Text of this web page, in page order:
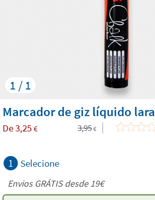
1 / 1
Marcador de giz líquido
De3,25 € 3,95 €
1 Selecione
Envios GRÁTIS desde 19€